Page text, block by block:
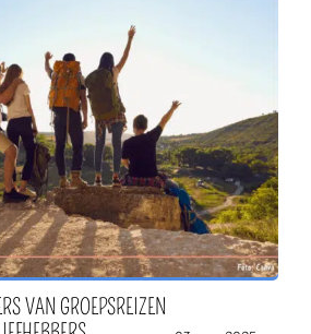
VAN GROEPSREIZEN